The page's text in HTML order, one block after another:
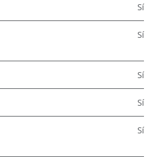
Sí
Sí
Sí
Sí
Sí